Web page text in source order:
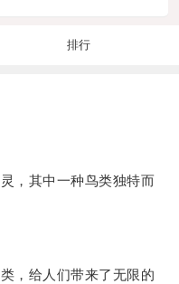
排行
，其中一种鸟类独特而
给人们带来了无限的